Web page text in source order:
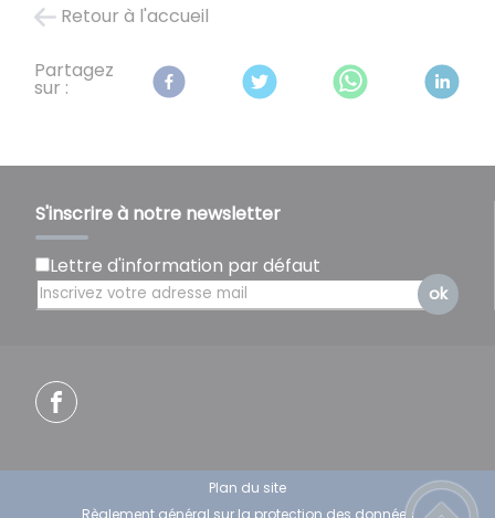
Retour à l'accueil
Partagez
sur :
S'inscrire à notre newsletter
Lettre d'information par défaut
ok
Plan du site